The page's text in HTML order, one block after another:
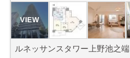
ルネッサンスタワー上野池之端